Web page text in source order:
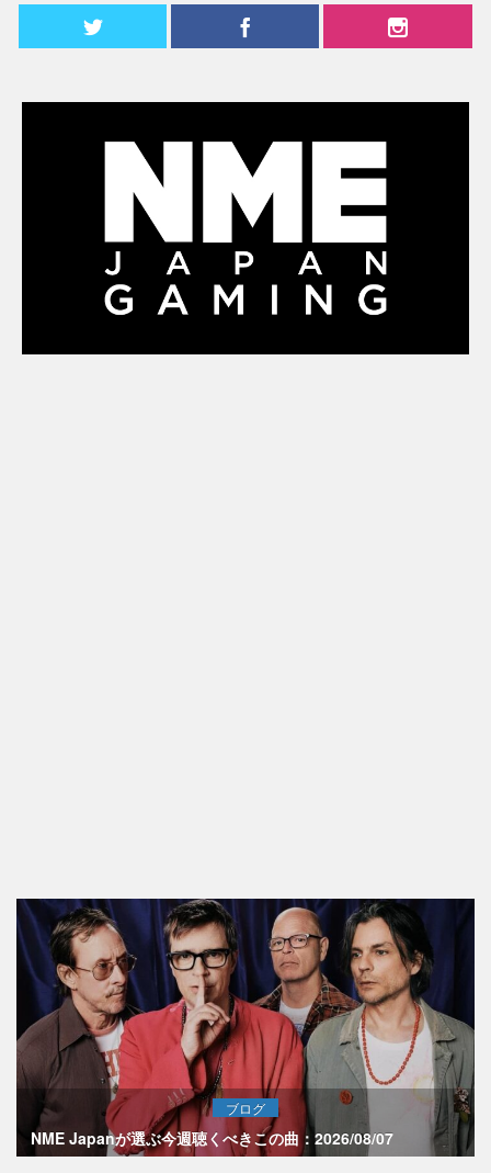
ブログ
NME Japanが選ぶ今週聴くべきこの曲：2026/08/07